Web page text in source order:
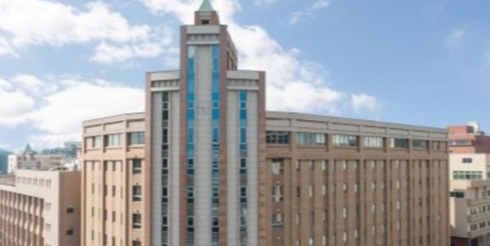
大学・短大の資料種類から請求
大学パンフ 学部・学科パンフ
総合型選抜・学校推薦型選抜 募
集要項＆願書
大学入学共通テスト利用選抜の
募集要項＆願書